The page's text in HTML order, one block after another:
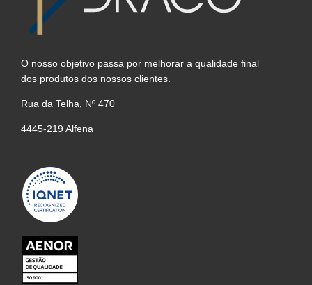
O nosso objetivo passa por melhorar a qualidade final
dos produtos dos nossos clientes.
Rua da Telha, Nº 470
4445-219 Alfena